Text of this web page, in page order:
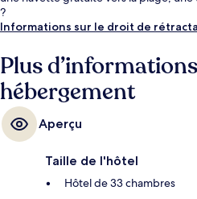
?
Informations sur le droit de
Plus
hébergement
Aperçu
Taille de l'hôtel
Hôtel de 33 chambres